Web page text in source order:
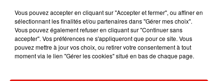
Angèle et Amélie Lens dévoilent leur
collaboration tant attendue
Vous pouvez accepter en cliquant sur "Accepter et fermer", ou affiner en
sélectionnant les finalités et/ou partenaires dans "Gérer mes choix".
Vous pouvez également refuser en cliquant sur "Continuer sans
accepter". Vos préférences ne s'appliqueront que pour ce site. Vous
pouvez mettre à jour vos choix, ou retirer votre consentement à tout
moment via le lien "Gérer les cookies" situé en bas de chaque page.